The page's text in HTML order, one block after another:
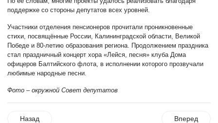
поддержке со стороны депутатов всех уровней.
Участники отделения пенсионеров прочитали проникновенные
стихи, посвящённые России, Калининградской области, Великой
Победе и 80-летию образования региона. Продолжением праздника
стал праздничный концерт хора «Лейся, песня» клуба Дома
офицеров Балтийского флота, в исполнении которого прозвучали
любимые народные песни.
Фото – окружной Совет депутатов
Назад Вперед